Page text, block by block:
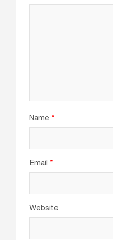
Name *
Email *
Website